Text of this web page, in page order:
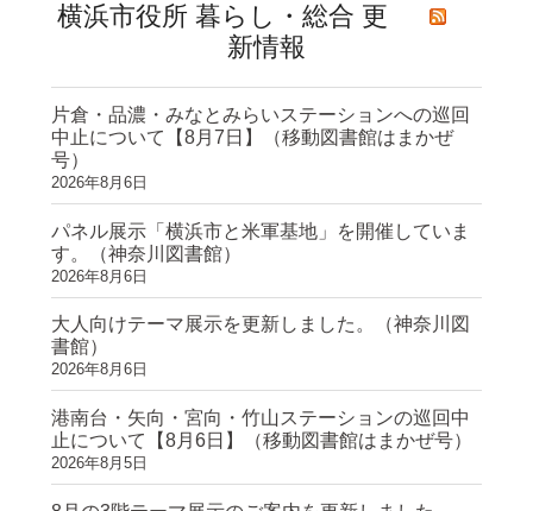
横浜市役所 暮らし・総合 更
新情報
片倉・品濃・みなとみらいステーションへの巡回
中止について【8月7日】（移動図書館はまかぜ
号）
2026年8月6日
パネル展示「横浜市と米軍基地」を開催していま
す。（神奈川図書館）
2026年8月6日
大人向けテーマ展示を更新しました。（神奈川図
書館）
2026年8月6日
港南台・矢向・宮向・竹山ステーションの巡回中
止について【8月6日】（移動図書館はまかぜ号）
2026年8月5日